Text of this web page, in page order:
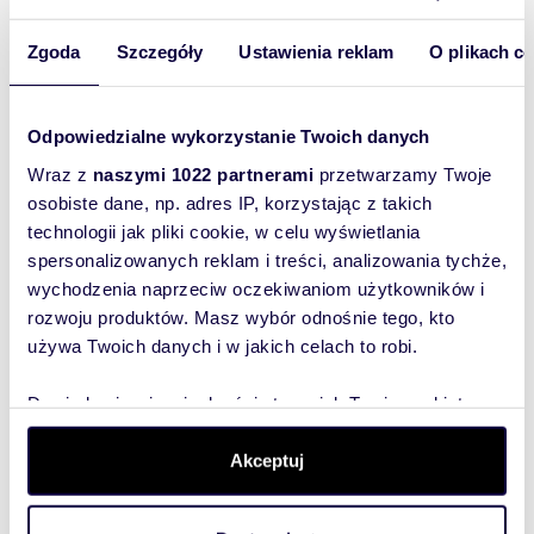
Zgoda Szczegóły Ustawienia reklam O plikach
Odpowiedzialne wykorzystanie Twoich danych
Wraz z naszymi 1022 partnerami przetwarzamy Twoje
osobiste dane, np. adres IP, korzystając z takich
technologii jak pliki cookie, w celu wyświetlania
spersonalizowanych reklam i treści, analizowania tychże,
wychodzenia naprzeciw oczekiwaniom użytkowników i
rozwoju produktów. Masz wybór odnośnie tego, kto
używa Twoich danych i w jakich celach to robi.
Dowiedz się więcej odnośnie tego, jak Twoje osobiste
dane są przetwarzane oraz ustaw własne preferencje w
. W Deklaracji plików cookie możesz
zmienić lub wycofać swoją zgodę w dowolnej chwili.
Akceptuj
2 4 98,94 m 1 573 635 zł
2 1 36,75 m 666 629 zł
2 2 42,28 m 766 941 zł
2 2 42,70 m 2 774 560 zł